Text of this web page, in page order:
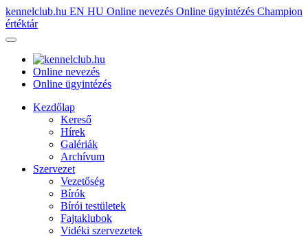
kennelclub.hu EN HU Online nevezés Online ügyintézés Champion
értéktár
Online nevezés
Online ügyintézés
Kezdőlap
Kereső
Hírek
Galériák
Archívum
Szervezet
Vezetőség
Bírók
Bírói testületek
Fajtaklubok
Vidéki szervezetek